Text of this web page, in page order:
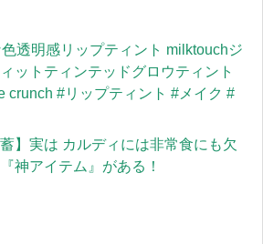
透明感リップティント milktouchジ
ットティンテッドグロウティント
crunch #リップティント #メイク #
蓄】実は カルディには非常食にも欠
神アイテム』がある！